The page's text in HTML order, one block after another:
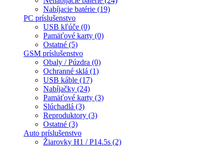
Nabíjacie batérie (19)
PC príslušenstvo
USB kľúče (0)
Pamäťové karty (0)
Ostatné (5)
GSM príslušenstvo
Obaly / Púzdra (0)
Ochranné sklá (1)
USB káble (17)
Nabíjačky (24)
Pamäťové karty (3)
Slúchadlá (3)
Reproduktory (3)
Ostatné (3)
Auto príslušenstvo
Žiarovky H1 / P14.5s (2)